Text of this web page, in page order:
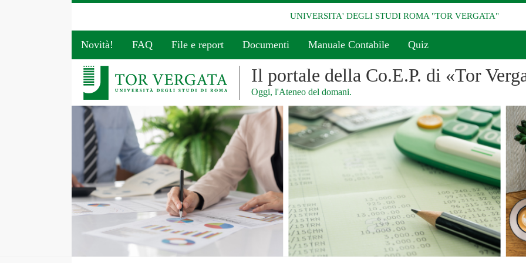
UNIVERSITA' DEGLI STUDI ROMA "TOR VERGATA"
Novità! FAQ File e report Documenti Manuale Contabile Quiz
Il portale della Co.E.P. di «Tor
Oggi, l'Ateneo del domani.